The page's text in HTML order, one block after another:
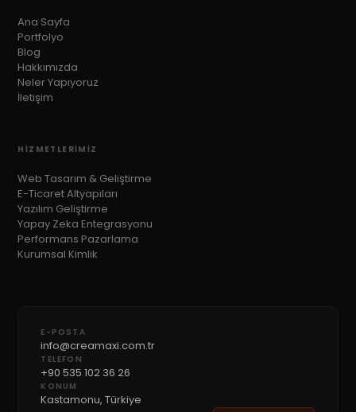
Ana Sayfa
Portfolyo
Blog
Hakkımızda
Neler Yapıyoruz
İletişim
HIZMETLERIMIZ
Web Tasarım & Geliştirme
E-Ticaret Altyapıları
Yazılım Geliştirme
Yapay Zeka Entegrasyonu
Performans Pazarlama
Kurumsal Kimlik
E-POSTA
info@creamaxi.com.tr
TELEFON
+90 535 102 36 26
KONUM
Kastamonu, Türkiye